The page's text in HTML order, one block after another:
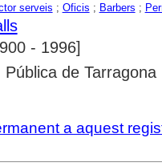
serveis ; Oficis ; Barbers ;
- 1996]
Pública de Tarragona
a aquest